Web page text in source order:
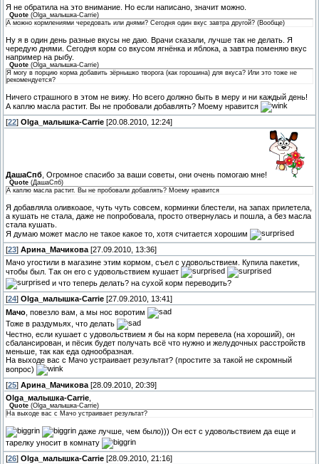
Я не обратила на это внимание. Но если написано, значит можно.
Quote (Olga_малышка-Carrie)
А можно кормлениями чередовать или днями? Сегодня один вкус завтра другой? (Вообще)
Ну я в один день разные вкусы не даю. Врачи сказали, лучше так не делать. Я
чередую днями. Сегодня корм со вкусом ягнёнка и яблока, а завтра поменяю вкус
например на рыбу.
Quote (Olga_малышка-Carrie)
Я могу в порцию корма добавить зёрнышко творога (как горошина) для вкуса? Или это тоже не
рекомендуется?
Ничего страшного в этом не вижу. Но всего должно быть в меру и ни каждый день!
А каплю масла растит. Вы не пробовали добавлять? Моему нравится
[22] Olga_малышка-Carrie [20.08.2010, 12:24]
ДашаСпб , Огромное спасибо за ваши советы, они очень помогаю мне!
Quote (ДашаСпб)
А каплю масла растит. Вы не пробовали добавлять? Моему нравится
Я добавляла оливкоаое, чуть чуть совсем, корминки блестели, на запах прилетела,
а кушать не стала, даже не попробовала, просто отвернулась и пошла, а без масла
стала кушать.
Я думаю может масло не такое какое то, хотя считается хорошим
[23] Арина_Мачикова [27.09.2010, 13:36]
Мачо угостили в магазине этим кормом, съел с удовольствием. Купила пакетик,
чтобы был. Так он его с удовольствием кушает
и что теперь делать? на сухой корм переводить?
[24] Olga_малышка-Carrie [27.09.2010, 13:41]
Мачо , повезло вам, а мы нос воротим
Тоже в раздумьях, что делать
Честно, если кушает с удовольствием я бы на корм перевела (на хороший), он
сбалансирован, и пёсик будет получать всё что нужно и желудочных расстройств
меньше, так как еда однообразная.
На выходе вас с Мачо устраивает результат? (простите за такой не скромный
вопрос)
[25] Арина_Мачикова [28.09.2010, 20:39]
Olga_малышка-Carrie
Quote (Olga_малышка-Carrie)
На выходе вас с Мачо устраивает результат?
даже лучше, чем было))) Он ест с удовольствием да еще и
тарелку уносит в комнату
[26] Olga_малышка-Carrie [28.09.2010, 21:16]